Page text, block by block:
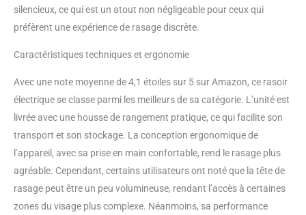
pour minimiser la pression et
l'irritation de la peau pour un
rasage de près et confortable
FINI EN LISSE ET ÉLÉGANT noir
ergonomique pour une
utilisation facile; Le cadeau
masculin de haute qualité idéal à
tout moment de l'année; Les
lames de rechange
WES9040/WES9181/WES9170
garantissent un nettoyage
silencieux, ce qui est un atout non négligeable pour ceux qui
préfèrent une expérience de rasage discrète.
Caractéristiques techniques et ergonomie
Avec une note moyenne de 4,1 étoiles sur 5 sur Amazon, ce rasoir
électrique se classe parmi les meilleurs de sa catégorie. L’unité est
livrée avec une housse de rangement pratique, ce qui facilite son
transport et son stockage. La conception ergonomique de
l’appareil, avec sa prise en main confortable, rend le rasage plus
agréable. Cependant, certains utilisateurs ont noté que la tête de
rasage peut être un peu volumineuse, rendant l’accès à certaines
zones du visage plus complexe. Néanmoins, sa performance